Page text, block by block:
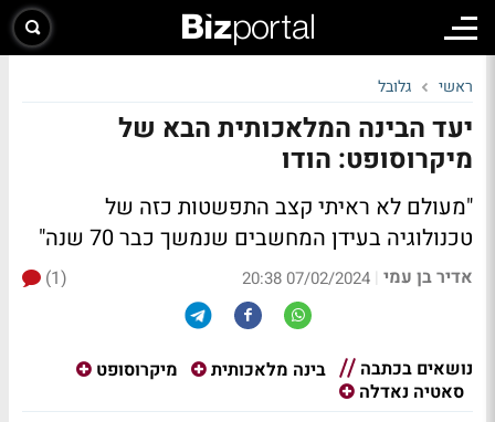
ראשי גלובל
יעד הבינה המלאכותית הבא של
מיקרוסופט: הודו
"מעולם לא ראיתי קצב התפשטות כזה של
טכנולוגיה בעידן המחשבים שנמשך כבר 70 שנה"
אדיר בן עמי |
07/02/2024 20:38
(1)
נושאים בכתבה בינה מלאכותית
מיקרוסופט
סאטיה נאדלה